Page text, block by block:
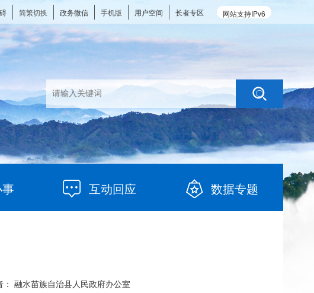
网站支持IPv6
简繁切换 政务微信 手机版 用户空间 长者专区
互动回应 数据专题
融水苗族自治县人民政府办公室